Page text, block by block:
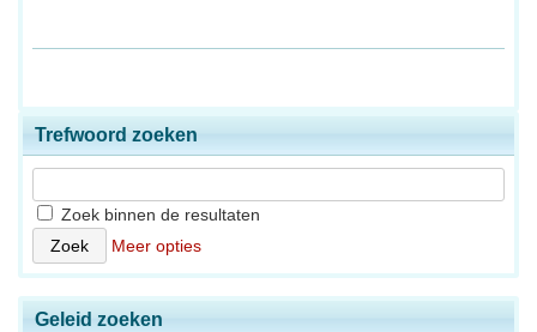
Trefwoord zoeken
Zoek binnen de resultaten
Meer opties
Geleid zoeken